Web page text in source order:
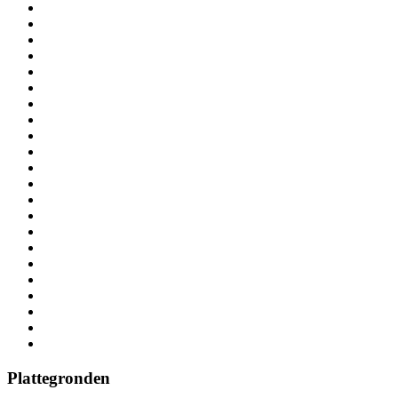
Plattegronden